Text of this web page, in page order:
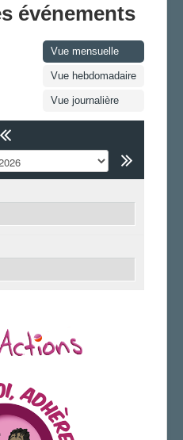
événements
Vue mensuelle
Vue hebdomadaire
Vue journalière